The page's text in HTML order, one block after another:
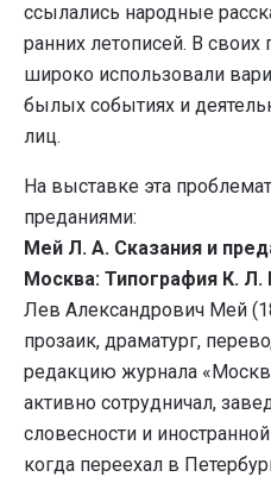
ссылались народные
ранних летописей. В своих
широко использовали
былых событиях и
лиц.
На выставке эта
преданиями:
Мей Л. А. Сказания и
Москва: Типография К.
Лев Александрович Мей
прозаик, драматург,
редакцию журнала
активно сотрудничал,
словесности и
когда переехал в